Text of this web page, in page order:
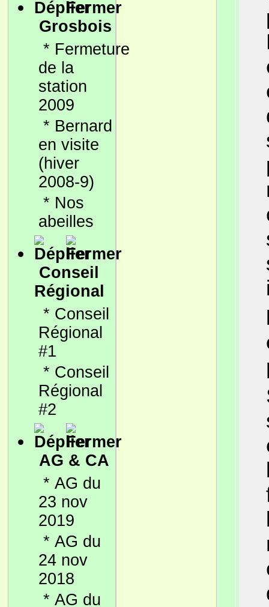
Grosbois
* Fermeture
de la
station
2009
* Bernard
en visite
(hiver
2008-9)
* Nos
abeilles
Conseil
Régional
* Conseil
Régional
#1
* Conseil
Régional
#2
AG & CA
* AG du
23 nov
2019
* AG du
24 nov
2018
* AG du